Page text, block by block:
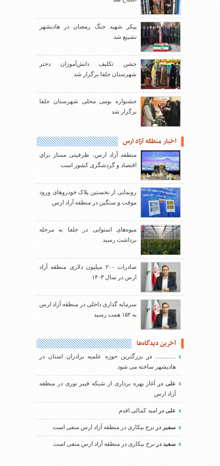
پیکر شهید جنگ رمضان در هادیشهر
تشییع شد
جشن تکلیف دانش‌آموزان دختر
شهرستان جلفا برگزار شد
جشنواره بومی محلی شهرستان جلفا
برگزار شد
اخبار منطقه آزاد ارس
منطقه آزاد ارس، ظرفیتی ممتاز برای
اقتصاد و گردشگری کشور است
رونمایی از نخستین پلاک خودروهای ورود
موقت و سنگین در منطقه آزاد ارس
میوه‌های استوایی در جلفا به مرحله
برداشت رسید
صادرات ۲۰۰ میلیون دلاری منطقه آزاد
ارس در سال ۱۴۰۳
سرمایه گذاری داخلی در منطقه آزاد ارس
به ۱۵۲ همت رسید
آخرین دیدگاه‌ها
..............دربزرگترین حوزه علمیه برادران استان در
هادیشهر ساخته می شود
علیدر
آغاز بهره برداری از شبکه فیبر نوری در منطقه
آزاد ارس
علی در امید کمالی اقدم
سفیر در نرخ بیکاری در منطقه آزاد ارس منفی است
سعید در نرخ بیکاری در منطقه آزاد ارس منفی است